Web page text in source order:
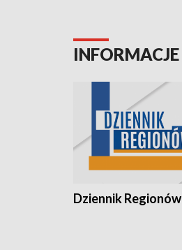
INFORMACJE
Dziennik Regionów